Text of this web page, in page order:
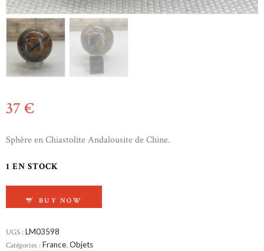
37 €
Sphère en Chiastolite Andalousite de Chine.
1 EN STOCK
BUY NOW
UGS : LM03598
Catégories : France,Objets